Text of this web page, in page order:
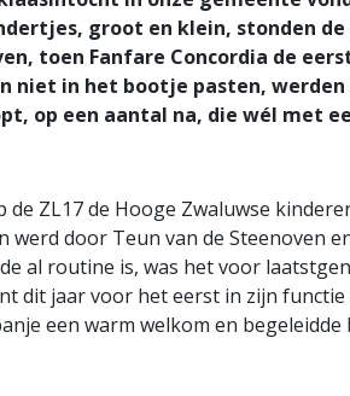
groot en klein, stonden
toen Fanfare Concordia de
niet in het bootje pasten,
op een aantal na, die wél met
de ZL17 de Hooge Zwaluwse
werd door Teun van de Steenoven
al routine is, was het voor
dit jaar voor het eerst in zijn
een warm welkom en